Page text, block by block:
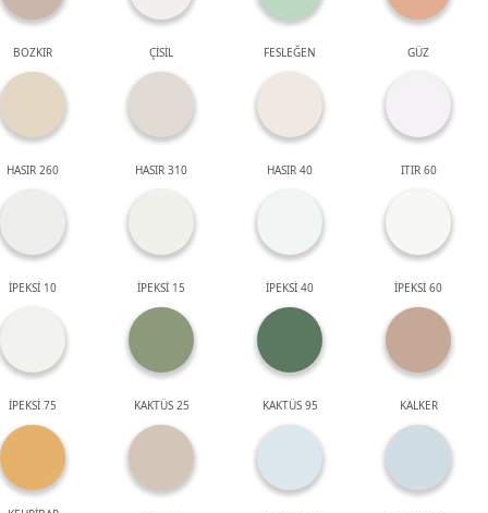
BOZKIR ÇİSİL FESLEĞEN GÜZ
HASIR 260 HASIR 310 HASIR 40 ITIR 60
İPEKSİ 10 İPEKSİ 15 İPEKSİ 40 İPEKSİ 60
İPEKSİ 75 KAKTÜS 25 KAKTÜS 95 KALKER